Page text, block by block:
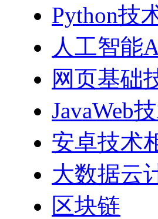
Python技
人工智能
网页基础
JavaWeb
安卓技术
大数据云
区块链